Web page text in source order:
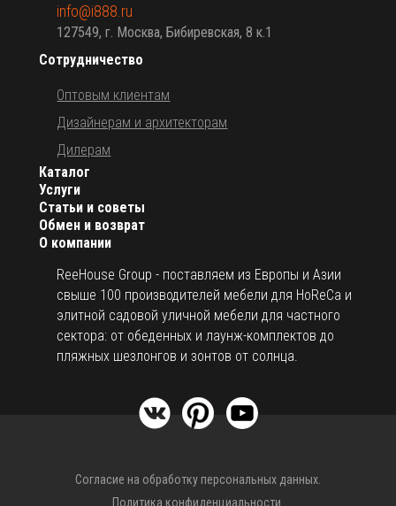
О компании
ReeHouse Group - поставляем из Европы и Азии
свыше 100 производителей мебели для HoReCa и
элитной садовой уличной мебели для частного
сектора: от обеденных и лаунж-комплектов до
пляжных шезлонгов и зонтов от солнца.
Каталог
Услуги
Статьи и советы
Обмен и возврат
Сотрудничество
Оптовым клиентам
Дизайнерам и архитекторам
Дилерам
info@i888.ru
127549, г. Москва, Бибиревская, 8 к.1
Согласие на обработку персональных данных.
Политика конфиденциальности.